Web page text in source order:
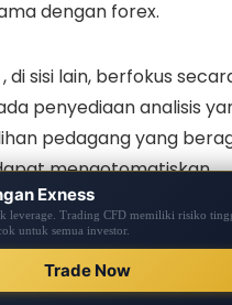
dengan forex.
, di sisi lain, berfokus
penyediaan analisis
pedagang yang
mengotomatiskan
mereka dan memilih
indikator
mungkin juga
biaya, alat